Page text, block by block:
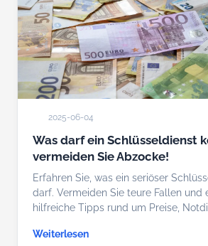
2025-06-04
Was darf ein Schlüsseldienst
vermeiden Sie Abzocke!
Erfahren Sie, was ein seriöser
darf. Vermeiden Sie teure Fallen und
hilfreiche Tipps rund um Preise,
Weiterlesen